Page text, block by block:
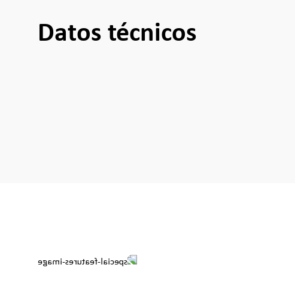
Datos técnicos